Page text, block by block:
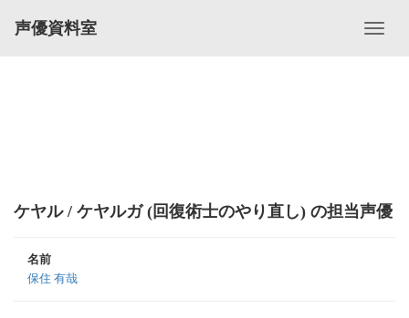
声優資料室
ケヤル / ケヤルガ (回復術士のやり直し) の担当声優
名前
保住 有哉